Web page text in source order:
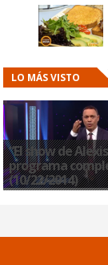
LO MÁS VISTO
“El show de
programa
(10/22/2014)